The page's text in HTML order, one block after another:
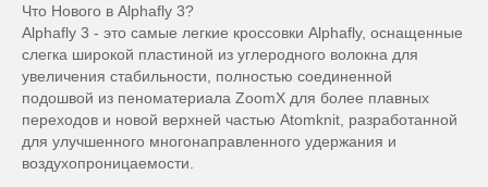
Что Нового в Alphafly 3?
Alphafly 3 - это самые легкие кроссовки Alphafly, оснащенные
слегка широкой пластиной из углеродного волокна для
увеличения стабильности, полностью соединенной
подошвой из пеноматериала ZoomX для более плавных
переходов и новой верхней частью Atomknit, разработанной
для улучшенного многонаправленного удержания и
воздухопроницаемости.